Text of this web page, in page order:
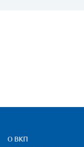
Карта сайта
О ВКП